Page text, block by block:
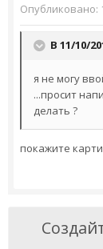
Опубликовано:
В 11/10/
я не могу
...просит
делать ?
покажите